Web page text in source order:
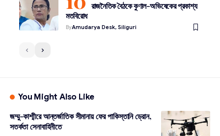
রাজনৈতিক বৈঠকে কুণাল-অভিষেকের প্রকাশ্য
মতবিরোধ
ByAmudarya Desk, Siliguri
You Might Also Like
দেশ
জম্মু-কাশ্মীরে আন্তর্জাতিক সীমানায় ফের পাকিস্তানি ড্রোন,
সতর্কতা সেনাবাহিনীতে